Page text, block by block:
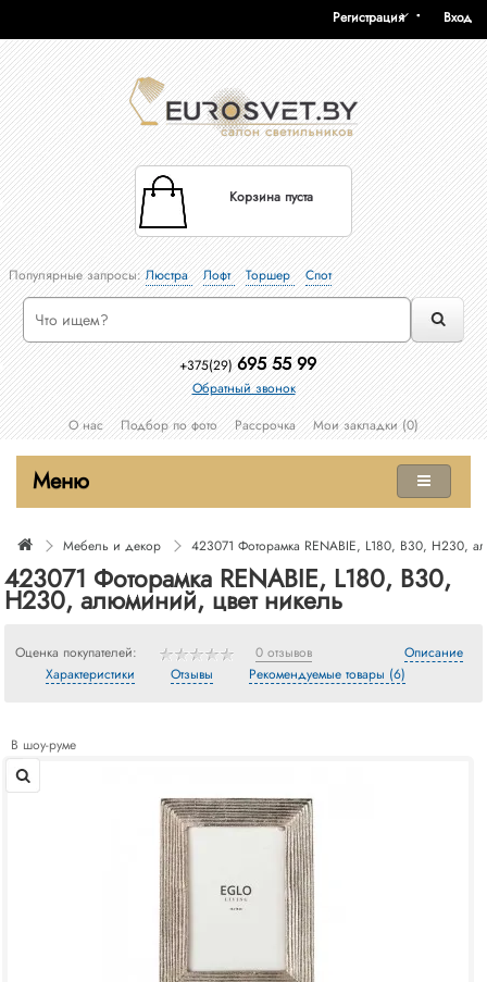
Вход
Регистрация
Корзина пуста
Популярные запросы:Люстра Лофт Торшер Спот
+375(29) 695 55 99
Обратный звонок
О нас
Подбор по фото Рассрочка Мои закладки (0)
Меню
Мебель и декор 423071 Фоторамка RENABIE, L180, B30, H230,
423071 Фоторамка RENABIE, L180, B30,
H230, алюминий, цвет никель
Оценка покупателей: 0 отзывов
Описание
Характеристики
Отзывы Рекомендуемые товары (6)
В шоу-руме